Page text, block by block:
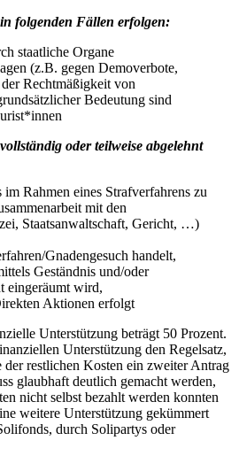
folgenden Fällen erfolgen:
staatliche Organe
(z.B. gegen Demoverbote,
Rechtmäßigkeit von
Bedeutung sind
oder teilweise abgelehnt
im Rahmen eines Strafverfahrens zu
mit den
Staatsanwaltschaft, Gericht, …)
Gnadengesuch handelt,
Geständnis und/oder
eingeräumt wird,
Aktionen erfolgt
Unterstützung beträgt 50 Prozent.
Unterstützung den Regelsatz,
restlichen Kosten ein zweiter Antrag
glaubhaft deutlich gemacht werden,
nicht selbst bezahlt werden konnten
weitere Unterstützung gekümmert
durch Solipartys oder